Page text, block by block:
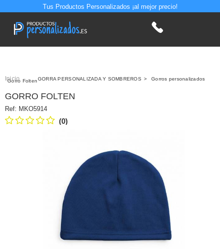
Tus Productos Personalizados ¡al mejor precio!
Inicio > GORRA PERSONALIZADA Y SOMBREROS > Gorros personalizados
Gorro Folten
GORRO FOLTEN
Ref: MKO5914
(0)